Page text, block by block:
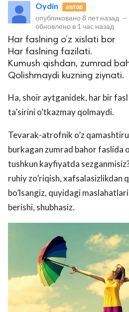
Oydin автор
опубликовано 8 лет назад —
обновлено в 1 час назад
Har faslning o’z xislati bor
Har faslning fazilati.
Kumush qishdan, zumrad
Qolishmaydi kuzning ziynati.
Ha, shoir aytganidek, har bir
ta’sirini o’tkazmay qolmaydi.
Tevarak-atrofnik o’z
burkagan zumrad bahor faslida
tushkun kayfiyatda
ruhiy zo’riqish, xafsalasizlikdan
bo’lsangiz, quyidagi
berishi, shubhasiz.